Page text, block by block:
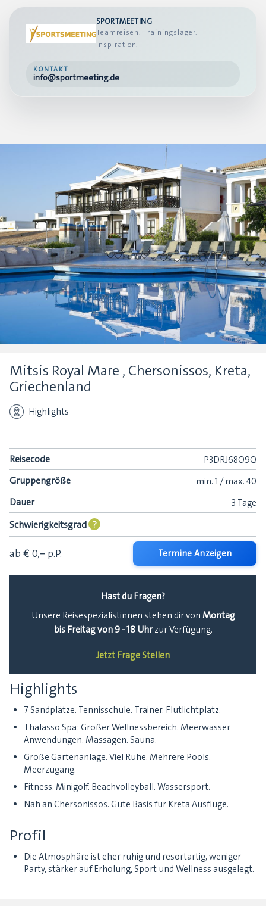
SPORTMEETING
Teamreisen. Trainingslager.
Inspiration.
KONTAKT
info@sportmeeting.de
Mitsis Royal Mare , Chersonissos, Kreta,
Griechenland
Highlights
Reisecode P3DRJ68O9Q
Gruppengröße min. 1 /max. 40
Dauer 3 Tage
Schwierigkeitsgrad ?
ab € 0,– p.P. Termine Anzeigen
Hast du Fragen?
Unsere Reisespezialistinnen stehen dir von Montag
bis Freitag von 9 - 18 Uhrzur Verfügung.
Jetzt Frage Stellen
Highlights
7 Sandplätze. Tennisschule. Trainer. Flutlichtplatz.
Thalasso Spa: Großer Wellnessbereich. Meerwasser
Anwendungen. Massagen. Sauna.
Große Gartenanlage. Viel Ruhe. Mehrere Pools.
Meerzugang.
Fitness. Minigolf. Beachvolleyball. Wassersport.
Nah an Chersonissos. Gute Basis für Kreta Ausflüge.
Profil
Die Atmosphäre ist eher ruhig und resortartig, weniger
Party, stärker auf Erholung, Sport und Wellness ausgelegt.